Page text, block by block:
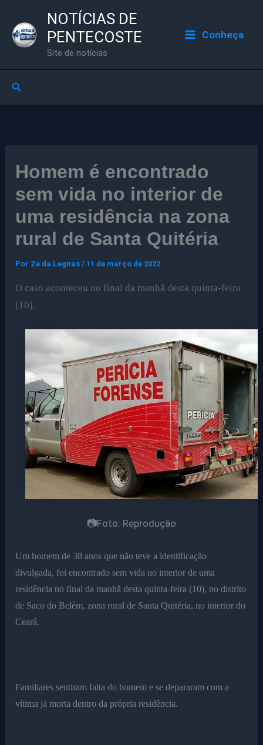
para
NOTÍCIAS DE
PENTECOSTE
Site de notícias
Conheça
Pesquisar
Homem é encontrado
sem vida no interior de
uma residência na zona
rural de Santa Quitéria
Por Ze da Legnas/ 11 de março de 2022
O caso aconteceu no final da manhã desta quinta-feira
(10).
📷Foto: Reprodução
Um homem de 38 anos que não teve a identificação
divulgada, foi encontrado sem vida no interior de uma
residência no final da manhã desta quinta-feira (10), no distrito
de Saco do Belém, zona rural de Santa Quitéria, no interior do
Ceará.
Familiares sentiram falta do homem e se depararam com a
vítima já morta dentro da própria residência.